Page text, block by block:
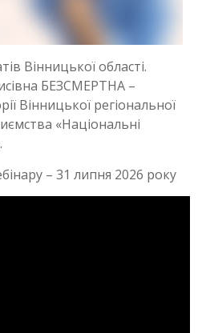
Вінницької області.
БЕЗСМЕРТНА –
Вінницької регіональної
«Національні
– 31 липня 2026 року